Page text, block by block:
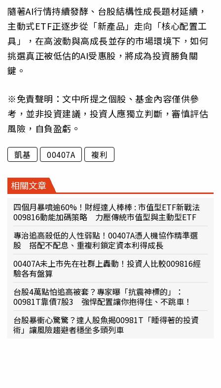
隨著AI行情持續發酵、台股結構性成長題材延續，
主動式ETF正逐步從「新產品」走向「核心配置工
具」，在高波動與高成長並存的市場環境下，如何
挑選真正被低估的AI受惠股，將成為投資勝負關
鍵。
※免責聲明：文中所提之個股、基金內容僅供參
考，並非投資建議，投資人應獨立判斷，審慎評估
風險，自負盈虧。
凱基 00407A 複利
相關文章
四個月暴噴逾60%！財經達人棒棒 : 市值型ETF新戰法
009816動能加碼策略 力壓傳統市值型與主動型ETF
專治追高殺低的人性弱點！00407A憑人機協作精準選
股 搭配不配息、重複利鎖定資本利得成長
00407A未上市先在社群上轟動！投資人比較009816經
驗各有盤算
台股4萬點怕追高被套？專家曝「抗震神標的」：
00981T靠債7股3 強悍配置讓你抱得住、不跳車！
台股暴衝心驚驚？達人股魚揭00981T「睡得著的投資
術」讓風險趨避者穩坐多頭列車